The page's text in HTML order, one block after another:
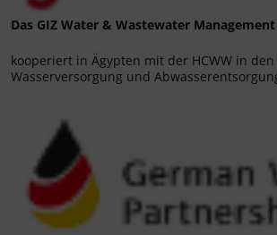
Das GIZ Water & Wastewater
kooperiert in Ägypten mit der HCWW in
Wasserversorgung und